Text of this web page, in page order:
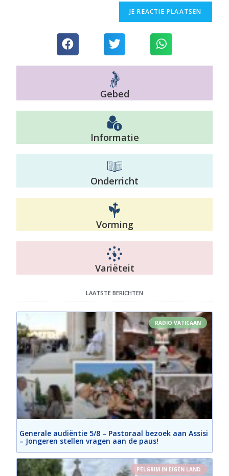
Gebed
Informatie
Onderricht
Vorming
Variëteit
LAATSTE BERICHTEN
RADIO VATICAAN
Generale audiëntie 5/8 – Pastoraal bezoek aan Assisi
– Jongeren stellen vragen aan de paus!
PELGRIM IN EIGEN LAND